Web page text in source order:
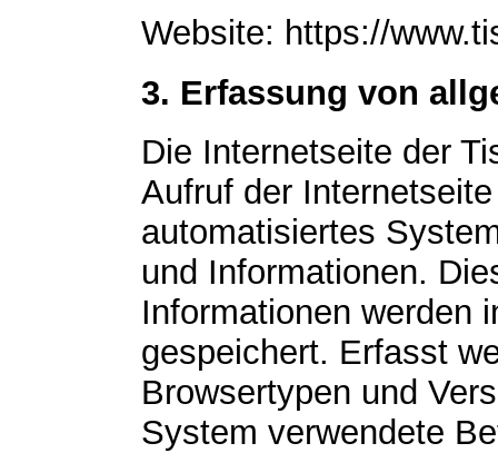
Website: https://
3. Erfassung von
Die Internetseite der
Aufruf der
automatisiertes
und Informationen.
Informationen werden
gespeichert. Erfasst
Browsertypen und
System verwendete